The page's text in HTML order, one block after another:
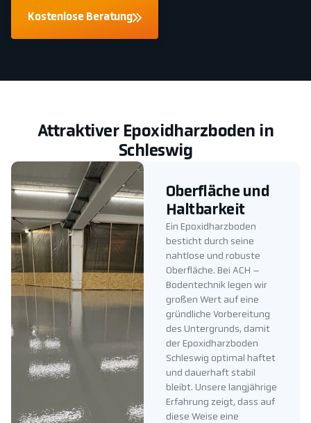
Kostenlose Beratung
Attraktiver Epoxidharzboden in
Schleswig
Oberfläche und
Haltbarkeit
Ein Epoxidharzboden
besticht durch seine
nahtlose und robuste
Oberfläche. Bei ACH –
Bodentechnik legen wir
großen Wert auf eine
gründliche Vorbereitung
des Untergrunds, damit
der Epoxidharzboden
Schleswig optimal haftet
und dauerhaft stabil
bleibt. Unsere langjährige
Erfahrung zeigt, dass auf
diese Weise eine